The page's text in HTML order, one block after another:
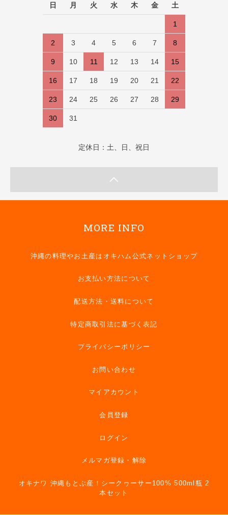
日
月 火 水 木 金 土
1
2 3 4 5 6 7 8
9 10 11 12 13 14 15
16 17 18 19 20 21 22
23 24 25 26 27 28 29
30 31
定休日：土、日、祝日
MORE INFO
沖縄の料理やお土産はオキハム公式ネットショップ
お支払い方法について
配送方法・送料について
特定商取引法に基づく表記
プライバシーポリシー
お問い合わせ
マイアカウント
会員登録
ログイン
メルマガ登録・解除
オキナワ 沖縄もとぶ産！シークヮーサー100% 500ml瓶 2
本セット